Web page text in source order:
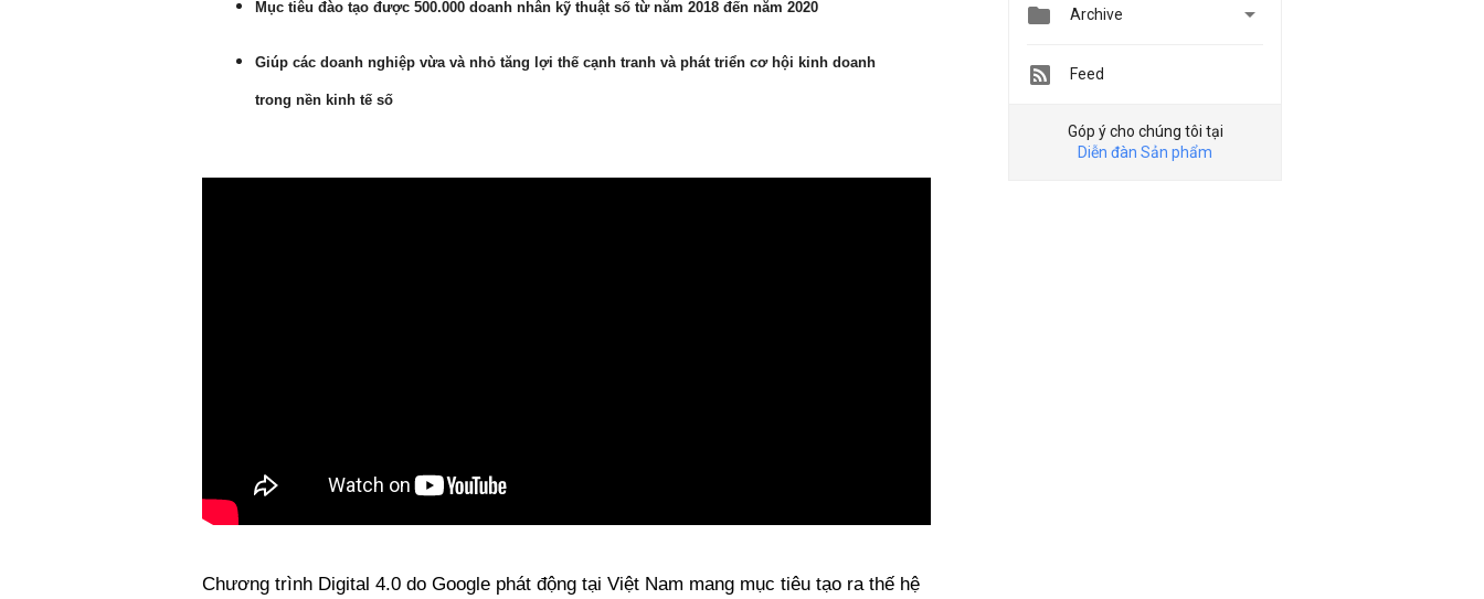
Mục tiêu đào tạo được 500.000 doanh nhân kỹ thuật số từ năm 2018 đến năm 2020
Giúp các doanh nghiệp vừa và nhỏ tăng lợi thế cạnh tranh và phát triển cơ hội kinh doanh
trong nền kinh tế số
Chương trình Digital 4.0 do Google phát động tại Việt Nam mang mục tiêu tạo ra thế hệ
 Archive 
Feed
Góp ý cho chúng tôi tại
Diễn đàn Sản phẩm